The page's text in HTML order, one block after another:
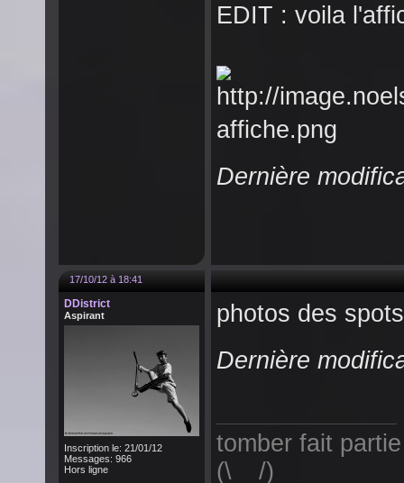
EDIT : voila
Dernière
17/10/12 à 18:41
DDistrict
Aspirant
Inscription le: 21/01/12
Messages: 966
Hors ligne
photos des
Dernière
tomber fait
(\__/)